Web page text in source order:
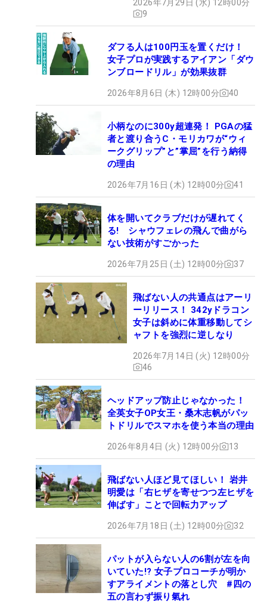
2026年7月29日 (水) 12時00分
9
ダフる人は100円玉を置くだけ！
女子プロが実践するアイアン「ダウ
ンブロードリル」が効果抜群
2026年8月6日 (木) 12時00分 40
小柄なのに300y超連発！ PGAの猛
者と渡り合うC・モリカワが“ウィ
ークグリップ”と”掌屈”を行う納得
の理由
2026年7月16日 (木) 12時00分 41
体を開いてクラブだけが遅れてく
る! シャウフェレの飛んで曲がら
ない技術がすごかった
2026年7月25日 (土) 12時00分 37
飛ばない人の共通点はアーリ
ーリリース！ 342yドラコン
女子は斜めに体重移動してシ
ャフトを強烈に逆しなり
2026年7月14日 (火) 12時00分
46
ヘッドアップ防止じゃなかった！
全英女子OP女王・桑木志帆がパッ
トドリルでスマホを使う本当の理由
2026年8月4日 (火) 12時00分 13
飛ばない人ほど見てほしい！ 岩井
明愛は「右ヒザを寄せつつ左ヒザを
伸ばす」ことで回転力アップ
2026年7月18日 (土) 12時00分 32
パットが入らない人の6割が左を向
いていた!? 女子プロコーチが明か
すアライメントの落とし穴 #四の
五の言わず振り氣れ